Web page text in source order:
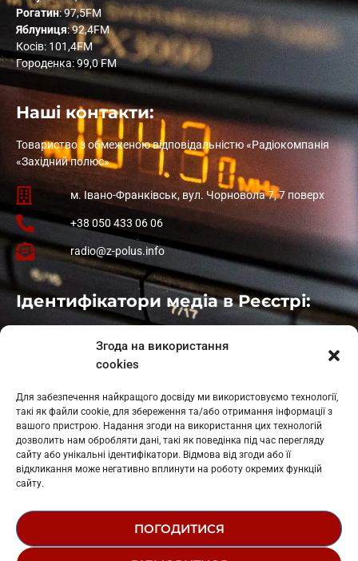
Згода на використання
cookies
Для забезпечення найкращого досвіду ми використовуємо технології,
такі як файли cookie, для збереження та/або отримання інформації з
вашого пристрою. Надання згоди на використання цих технологій
дозволить нам обробляти дані, такі як поведінка під час перегляду
сайту або унікальні ідентифікатори. Відмова від згоди або її
відкликання може негативно вплинути на роботу окремих функцій
сайту.
ПОГОДИТИСЯ
Рогатин: 97,5FM
Яблуниця: 92,4FM
Косів: 101,4FM
Городенка: 99,0 FM
Наші контакти:
Товариство з обмеженою відповідальністю «Радіокомпанія
«Західний полюс»
м. Івано-Франківськ, вул. Чорновола 7, 7 поверх
+38 050 433 06 06
radio@z-polus.info
Ідентифікатори медіа в Реєстрі:
: L11-01410
: L11-01801
Косів: L11-01805
Гарасимів: L11-02274
© 1995-2026 РК «ЗАХІДНИЙ ПОЛЮС»